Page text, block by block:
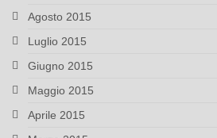
Agosto 2015
Luglio 2015
Giugno 2015
Maggio 2015
Aprile 2015